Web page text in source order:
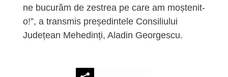
ne bucurăm de zestrea pe care am moștenit-
o!”, a transmis președintele Consiliului
Județean Mehedinți, Aladin Georgescu.